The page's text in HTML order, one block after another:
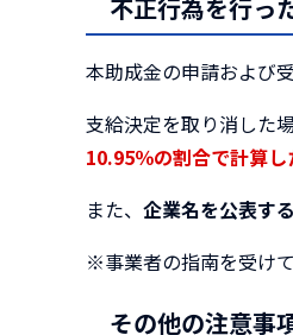
不正行為を行っ
本助成金の申請および
支給決定を取り消した
10.95％の割合で計算し
また、 企業名を公表す
※事業者の指南を受け
その他の注意事